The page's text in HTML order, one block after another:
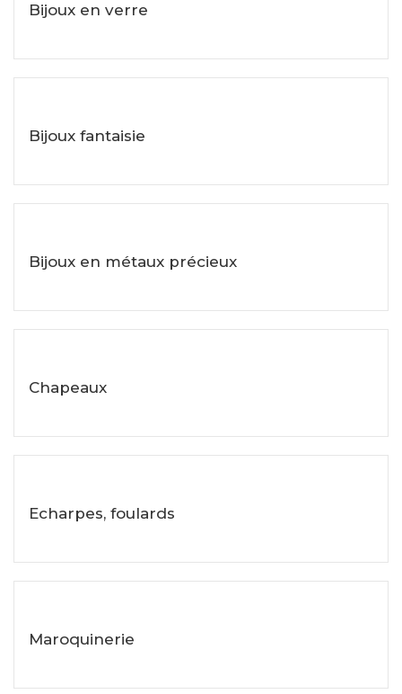
Bijoux en verre
Bijoux fantaisie
Bijoux en métaux précieux
Chapeaux
Echarpes, foulards
Maroquinerie